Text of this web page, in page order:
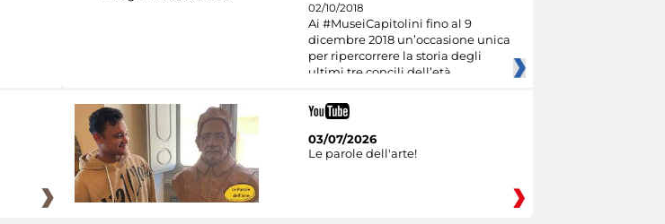
02/10/2018
Ai #MuseiCapitolini fino al 9
dicembre 2018 un’occasione unica
per ripercorrere la storia degli
ultimi tre concili dell’età
03/07/2026
Le parole dell'arte!